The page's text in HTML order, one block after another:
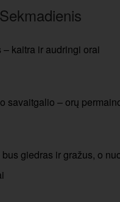
kaitra ir audringi orai
savaitgalio – orų
giedras ir gražus, o